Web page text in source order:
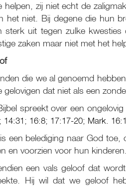
helpen, zij niet echt de
het niet. Bij degene die hun
sterk uit tegen zulke
zaken maar niet met het
die we al genoemd
gelovigen dat niet als een
spreekt over een
; 14:31; 16:8; 17:17-20; Mark.
een belediging naar God
en voorzien voor hun kinderen.
een vals geloof dat
Hij wil dat we geloof